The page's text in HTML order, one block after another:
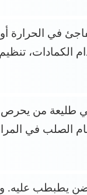
في
تنظيم
في طليعة من
الصلب في
يطبطب عليه.